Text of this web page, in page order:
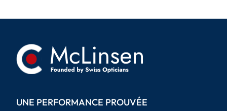
UNE PERFORMANCE PROUVÉE